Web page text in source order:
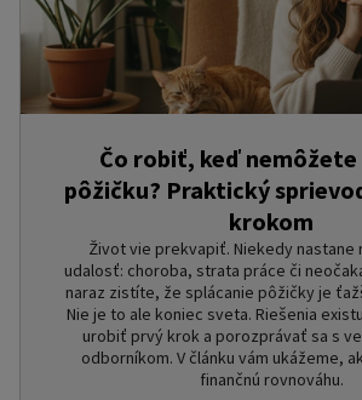
Čo robiť, keď
pôžičku? Praktický
krokom
Život vie prekvapiť. Niekedy nastane
udalosť: choroba, strata práce či
naraz zistíte, že splácanie pôžičky je
Nie je to ale koniec sveta. Riešenia
urobiť prvý krok a porozprávať sa s
odborníkom. V článku vám ukážeme,
finančnú rovnováhu.